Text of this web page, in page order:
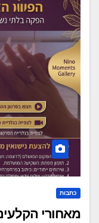
כתבות
מאחורי